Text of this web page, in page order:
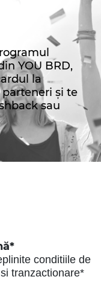
YOU BRD,
la
și te
sau
conditiile de
tranzactionare*